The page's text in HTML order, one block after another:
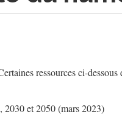
ressources ci-dessous
2030 et 2050 (mars 2023)